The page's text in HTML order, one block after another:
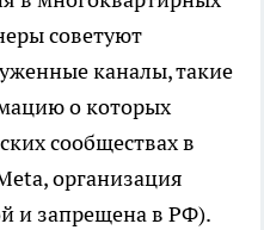
советуют
каналы, такие
о которых
сообществах в
организация
и запрещена в РФ).